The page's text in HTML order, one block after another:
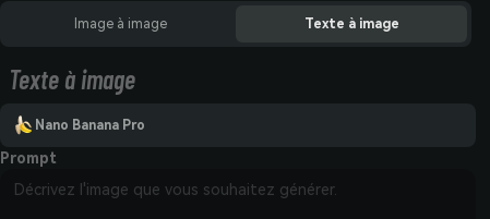
Image à image Texte à image
Texte à image
Nano Banana Pro
Prompt